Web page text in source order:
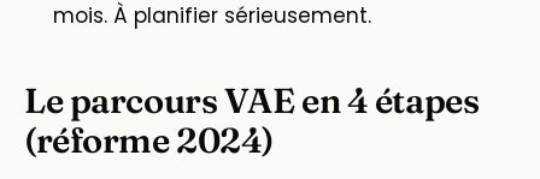
mois. À planifier sérieusement.
Le parcours VAE en 4 étapes
(réforme 2024)